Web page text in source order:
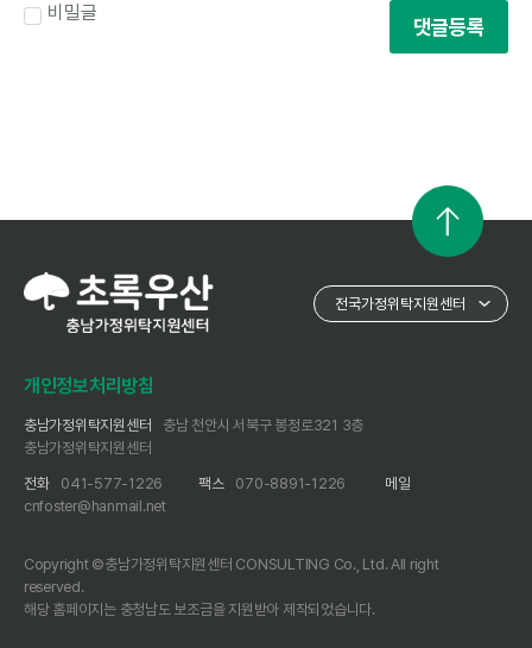
비밀글
댓글등록
개인정보처리방침
충남가정위탁지원센터
충남 천안시 서북구 봉정로321 3층
충남가정위탁지원센터
전화
041-577-1226 팩스 070-8891-1226
메일
cnfoster@hanmail.net
Copyright ©충남가정위탁지원센터 CONSULTING Co., Ltd. All right
reserved.
해당 홈페이지는 충청남도 보조금을 지원받아 제작되었습니다.